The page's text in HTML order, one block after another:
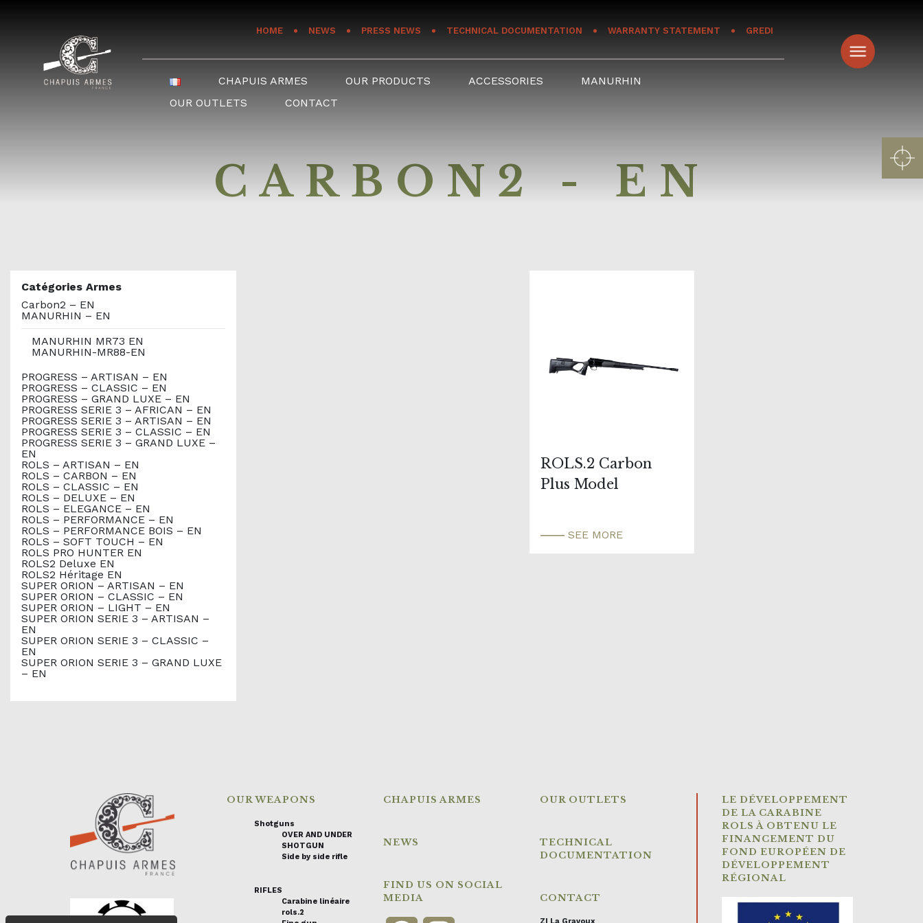
HOME NEWS PRESS NEWS TECHNICAL DOCUMENTATION WARRANTY STATEMENT GREDI
CHAPUIS ARMES OUR PRODUCTS ACCESSORIES
MANURHIN
OUR OUTLETS
CONTACT
CARBON2 - EN
Catégories Armes
Carbon2 – EN
MANURHIN – EN
MANURHIN MR73 EN
MANURHIN-MR88-EN
PROGRESS – ARTISAN – EN
PROGRESS – CLASSIC – EN
PROGRESS – GRAND LUXE – EN
PROGRESS SERIE 3 – AFRICAN – EN
PROGRESS SERIE 3 – ARTISAN – EN
PROGRESS SERIE 3 – CLASSIC – EN
PROGRESS SERIE 3 – GRAND LUXE –
EN
ROLS – ARTISAN – EN
ROLS – CARBON – EN
ROLS – CLASSIC – EN
ROLS – DELUXE – EN
ROLS – ELEGANCE – EN
ROLS – PERFORMANCE – EN
ROLS – PERFORMANCE BOIS – EN
ROLS – SOFT TOUCH – EN
ROLS PRO HUNTER EN
ROLS2 Deluxe EN
ROLS2 Héritage EN
SUPER ORION – ARTISAN – EN
SUPER ORION – CLASSIC – EN
SUPER ORION – LIGHT – EN
SUPER ORION SERIE 3 – ARTISAN –
EN
SUPER ORION SERIE 3 – CLASSIC –
EN
SUPER ORION SERIE 3 – GRAND LUXE
– EN
ROLS.2 Carbon
Plus Model
SEE MORE
OUR WEAPONS
Shotguns
OVER AND UNDER
SHOTGUN
Side by side rifle
RIFLES
Carabine linéaire
rols.2
CHAPUIS ARMES
NEWS
FIND US ON SOCIAL
MEDIA
OUR OUTLETS
TECHNICAL
DOCUMENTATION
CONTACT
LE DÉVELOPPEMENT
DE LA CARABINE
ROLS À OBTENU LE
FINANCEMENT DU
FOND EUROPÉEN DE
DÉVELOPPEMENT
RÉGIONAL